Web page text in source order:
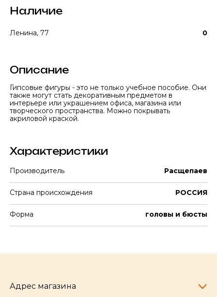
Наличие
Ленина, 77 0
Описание
Гипсовые фигуры - это не только учебное пособие. Они
также могут стать декоративным предметом в
интерьере или украшением офиса, магазина или
творческого пространства. Можно покрывать
акриловой краской.
Характеристики
Производитель Расщепаев
Страна происхождения РОССИЯ
Форма головы и бюсты
Адрес магазина